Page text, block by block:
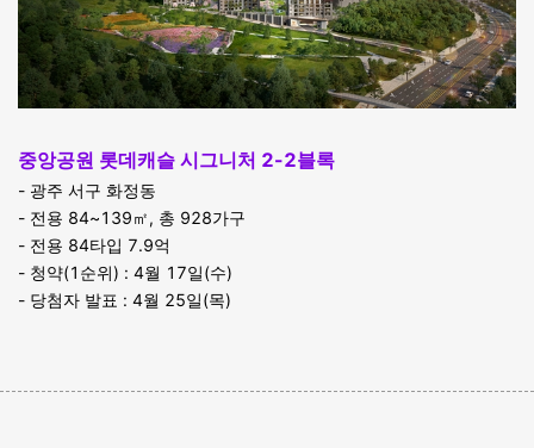
중앙공원 롯데캐슬 시그니처 2-2블록
- 광주 서구 화정동
- 전용 84~139㎡, 총 928가구
- 전용 84타입 7.9억
- 청약(1순위) : 4월 17일(수)
- 당첨자 발표 : 4월 25일(목)